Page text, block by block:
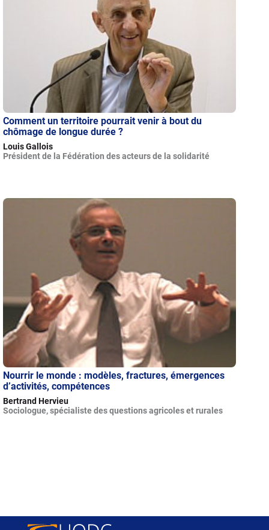
Comment un territoire pourrait venir à bout du
chômage de longue durée ?
Louis Gallois
Président de la Fédération des acteurs de la solidarité
Nourrir le monde : modèles, fractures, émergences
d’activités, compétences
Bertrand Hervieu
Sociologue, spécialiste des questions agricoles et rurales